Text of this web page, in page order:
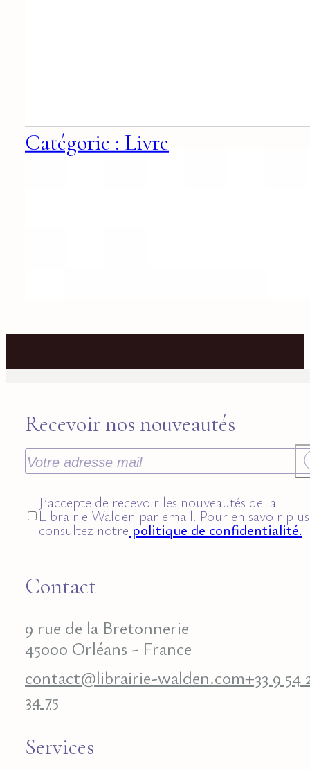
Catégorie : Livre
Recevoir nos nouveautés
J’accepte de recevoir les nouveautés de la
Librairie Walden par email. Pour en savoir
consultez notre politique de confidentialité.
Contact
9 rue de la Bretonnerie
45000 Orléans - France
contact@librairie-walden.com+33 9 54
34 75
Services